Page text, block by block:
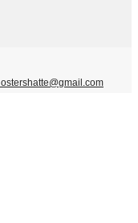
ostershatte@gmail.com